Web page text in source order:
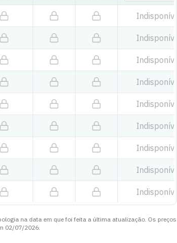
Indisponível
Indisponível
Indisponível
Indisponível
Indisponível
Indisponível
Indisponível
Indisponível
Indisponível
na data em que foi feita a última atualização. Os preços
02/07/2026.